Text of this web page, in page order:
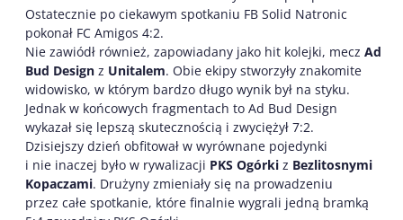
Ostatecznie po ciekawym spotkaniu FB Solid Natronic
pokonał FC Amigos 4:2.
Nie zawiódł również, zapowiadany jako hit kolejki, mecz Ad
Bud Design z Unitalem. Obie ekipy stworzyły znakomite
widowisko, w którym bardzo długo wynik był na styku.
Jednak w końcowych fragmentach to Ad Bud Design
wykazał się lepszą skutecznością i zwyciężył 7:2.
Dzisiejszy dzień obfitował w wyrównane pojedynki
i nie inaczej było w rywalizacji PKS Ogórki z Bezlitosnymi
Kopaczami. Drużyny zmieniały się na prowadzeniu
przez całe spotkanie, które finalnie wygrali jedną bramką